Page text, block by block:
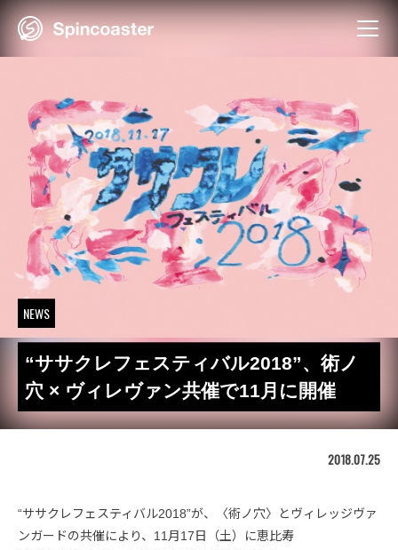
Skip
NEWS
“ササクレフェスティバル2018”、術ノ
穴 × ヴィレヴァン共催で11月に開催
2018.07.25
“ササクレフェスティバル2018”が、〈術ノ穴〉とヴィレッジヴァ
ンガードの共催により、11月17日（土）に恵比寿